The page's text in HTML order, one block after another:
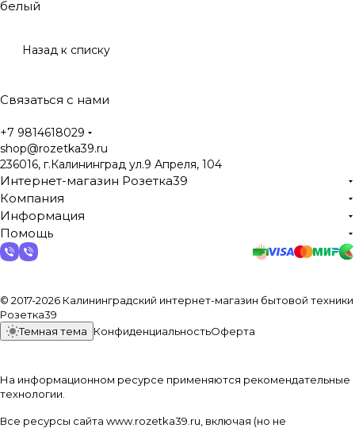
белый
Назад к списку
Связаться с нами
+7 9814618029
shop@rozetka39.ru
236016, г.Калининград ул.9 Апреля, 104
Интернет-магазин Розетка39
Компания
Информация
Помощь
© 2017-2026 Калининградский интернет-магазин бытовой техники
Розетка39
Темная тема
КонфиденциальностьОферта
На информационном ресурсе применяются рекомендательные
технологии
Все ресурсы сайта www.rozetka39.ru, включая (но не